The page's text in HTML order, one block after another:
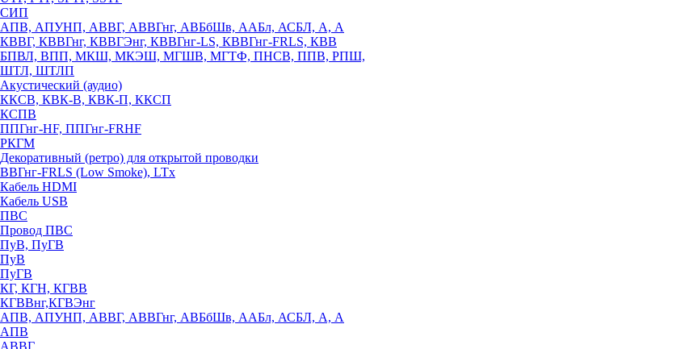
СИП
АПВ, АПУНП, АВВГ, АВВГнг, АВБбШв, ААБл, АСБЛ, А, А
КВВГ, КВВГнг, КВВГЭнг, КВВГнг-LS, КВВГнг-FRLS, КВВ
БПВЛ, ВПП, МКШ, МКЭШ, МГШВ, МГТФ, ПНСВ, ППВ, РПШ,
ШТЛ, ШТЛП
Акустический (аудио)
ККСВ, КВК-В, КВК-П, ККСП
КСПВ
ППГнг-HF, ППГнг-FRHF
РКГМ
Декоративный (ретро) для открытой проводки
ВВГнг-FRLS (Low Smoke), LTx
Кабель HDMI
Кабель USB
ПВС
Провод ПВС
ПуВ, ПуГВ
ПуВ
ПуГВ
КГ, КГН, КГВВ
КГВВнг,КГВЭнг
АПВ, АПУНП, АВВГ, АВВГнг, АВБбШв, ААБл, АСБЛ, А, А
АПВ
АВВГ